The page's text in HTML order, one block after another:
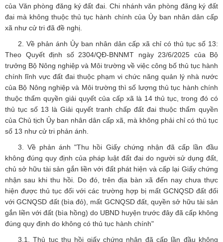
của Văn phòng đăng ký đất đai. Chi nhánh văn phòng đăng ký đất
đai mà không thuộc thủ tục hành chính của Ủy ban nhân dân cấp
xã như cử tri đã đề nghị.
2. Về phản ánh Ủy ban nhân dân cấp xã chỉ có thủ tục số 13:
Theo Quyết định số 2304/QĐ-BNNMT ngày 23/6/2025 của Bộ
trưởng Bộ Nông nghiệp và Môi trường về việc công bố thủ tục hành
chính lĩnh vực đất đai thuộc phạm vi chức năng quản lý nhà nước
của Bộ Nông nghiệp và Môi trường thì số lượng thủ tục hành chính
thuộc thẩm quyền giải quyết của cấp xã là 14 thủ tục, trong đó có
thủ tục số 13 là Giải quyết tranh chấp đất đai thuộc thẩm quyền
của Chủ tịch Ủy ban nhân dân cấp xã, mà không phải chỉ có thủ tục
số 13 như cử tri phản ánh.
3. Về phản ánh "Thu hồi Giấy chứng nhận đã cấp lần đầu
không đúng quy định của pháp luật đất đai do người sử dụng đất,
chủ sở hữu tài sản gắn liền với đất phát hiện và cấp lại Giấy chứng
nhận sau khi thu hồi. Do đó, trên địa bàn xã đến nay chưa thực
hiện được thủ tục đối với các trường hợp bị mất GCNQSD đất đối
với GCNQSD đất (bìa đỏ), mất GCNQSD đất, quyền sở hữu tài sản
gắn liền với đất (bìa hồng) do UBND huyện trước đây đã cấp không
đúng quy định do không có thủ tục hành chính"
3.1. Thủ tục thu hồi giấy chứng nhận đã cấp lần đầu không